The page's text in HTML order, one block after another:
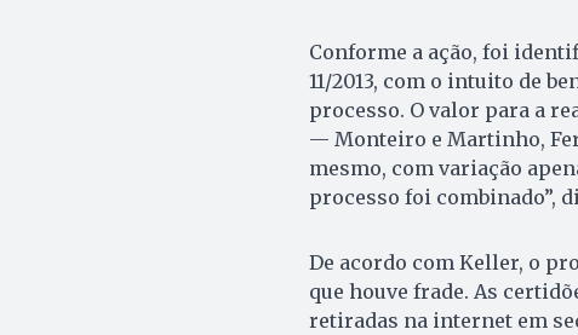
Conforme a ação, foi
11/2013, com o intuito de
processo. O valor para a
— Monteiro e Martinho,
mesmo, com variação
processo foi combinado”,
De acordo com Keller, o
que houve frade. As
retiradas na internet em